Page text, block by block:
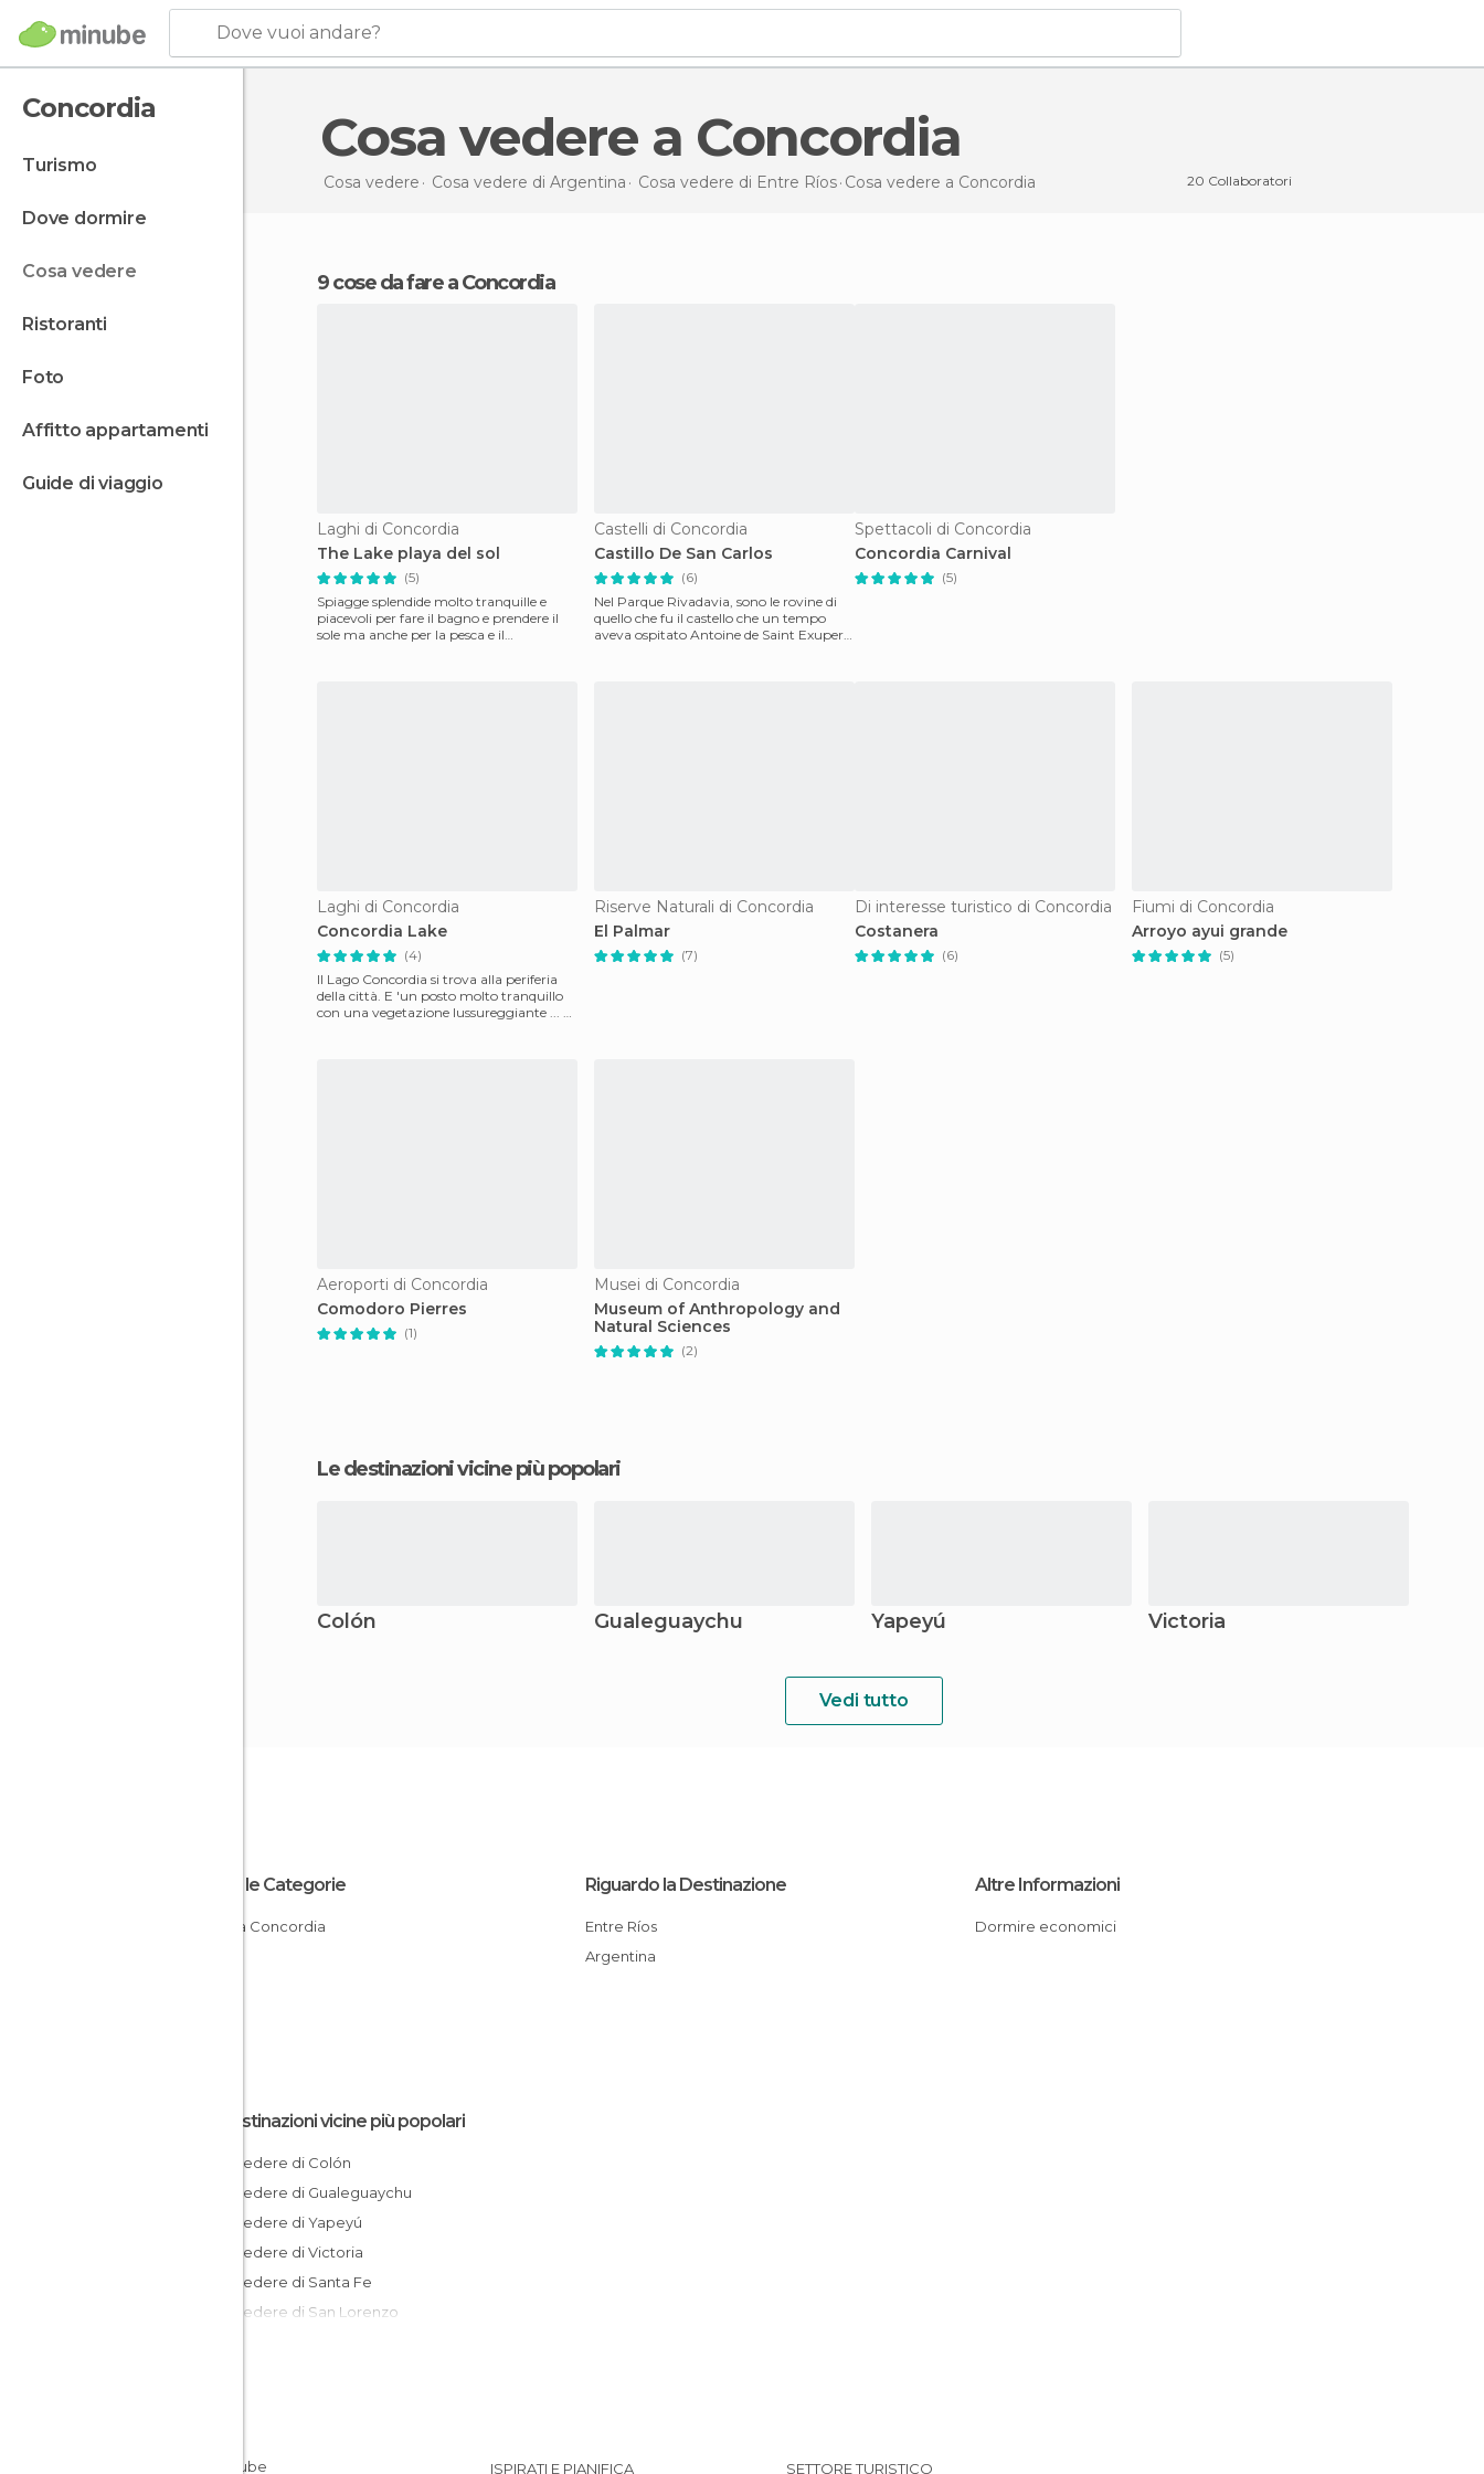
Dove vuoi andare?
Concordia
turismo
dove dormire
cosa vedere
ristoranti
foto
affitto appartamenti
guide di viaggio
Cosa vedere a Concordia
Cosa vedere Cosa vedere di Argentina Cosa vedere di Entre Ríos Cosa vedere a Concordia 20 Collaboratori
9 cose da fare a Concordia
Laghi di Concordia
The Lake playa del sol
(5)
Spiagge splendide molto tranquille e
piacevoli per fare il bagno e prendere il
sole ma anche per la pesca e il
Castelli di Concordia
Castillo De San Carlos
(6)
Nel Parque Rivadavia, sono le rovine di
quello che fu il castello che un tempo
aveva ospitato Antoine de Saint Exupery,
Spettacoli di Concordia
Concordia Carnival
(5)
Laghi di Concordia
Concordia Lake
(4)
Il Lago Concordia si trova alla periferia
della città. E 'un posto molto tranquillo
con una vegetazione lussureggiante ... Le
Riserve Naturali di Concordia
El Palmar
(7)
Di interesse turistico di Concordia
Costanera
(6)
Fiumi di Concordia
Arroyo ayui grande
(5)
Aeroporti di Concordia
Comodoro Pierres
(1)
Musei di Concordia
Museum of Anthropology and
Natural Sciences
(2)
Le destinazioni vicine più popolari
Colón Gualeguaychu Yapeyú Victoria
Vedi tutto
Tutte le Categorie
Laghi a Concordia
Riguardo la Destinazione
Entre Ríos
Argentina
Altre Informazioni
Dormire economici
Le destinazioni vicine più popolari
Cosa vedere di Colón
Cosa vedere di Gualeguaychu
Cosa vedere di Yapeyú
Cosa vedere di Victoria
Cosa vedere di Santa Fe
Cosa vedere di San Lorenzo
Cosa vedere di San Antonio de Areco
ISPIRATI E PIANIFICA SETTORE TURISTICO